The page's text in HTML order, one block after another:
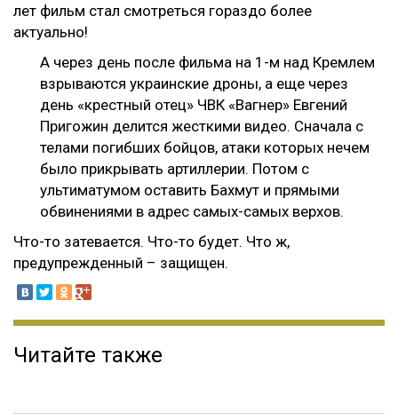
лет фильм стал смотреться гораздо более
актуально!
А через день после фильма на 1-м над Кремлем
взрываются украинские дроны, а еще через
день «крестный отец» ЧВК «Вагнер» Евгений
Пригожин делится жесткими видео. Сначала с
телами погибших бойцов, атаки которых нечем
было прикрывать артиллерии. Потом с
ультиматумом оставить Бахмут и прямыми
обвинениями в адрес самых-самых верхов.
Что-то затевается. Что-то будет. Что ж,
предупрежденный – защищен.
Читайте также